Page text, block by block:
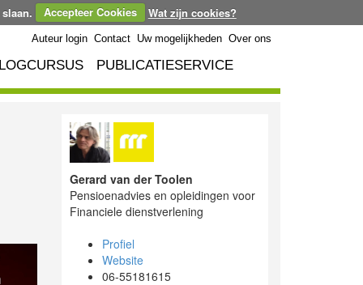
Accepteer Cookies Wat zijn cookies?
Auteur login Contact Uw mogelijkheden Over ons
PUBLICATIESERVICE
Gerard van der Toolen
Pensioenadvies en opleidingen voor
Financiele dienstverlening
Profiel
Website
06-55181615